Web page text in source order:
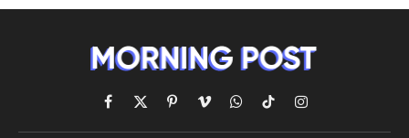
Facebook
X
(Twitter)
Pinterest
VimeoWhatsApp
TikTokInstagram